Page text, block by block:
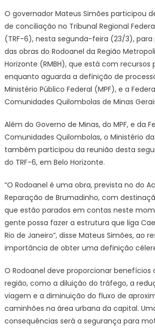
O governador Mateus Simões participou
de conciliação no Tribunal Regional
(TRF-6), nesta segunda-feira (23/3),
das obras do Rodoanel da Região
Horizonte (RMBH), que está com recursos
enquanto aguarda a definição de
Ministério Público Federal (MPF), e a
Comunidades Quilombolas de Minas
Além do Governo de Minas, do MPF, e da
Comunidades Quilombolas, o Ministério
também participou da reunião desta
do TRF-6, em Belo Horizonte.
“O Rodoanel é uma obra, prevista no do
Reparação de Brumadinho, com
que estão parados em contas neste
gente possa fazer a estrutura que liga
Rio de Janeiro”, disse Mateus Simões, ao
importância de obter uma definição
O Rodoanel deve proporcionar benefícios
região, como a diluição do tráfego, a
viagem e a diminuição do fluxo de
caminhões na área urbana da capital.
consequências será a segurança para